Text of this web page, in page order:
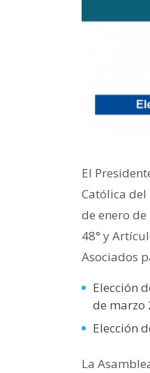
El
Católica del
de enero
48° y
Asociados
Elección
de marzo
Elección
La